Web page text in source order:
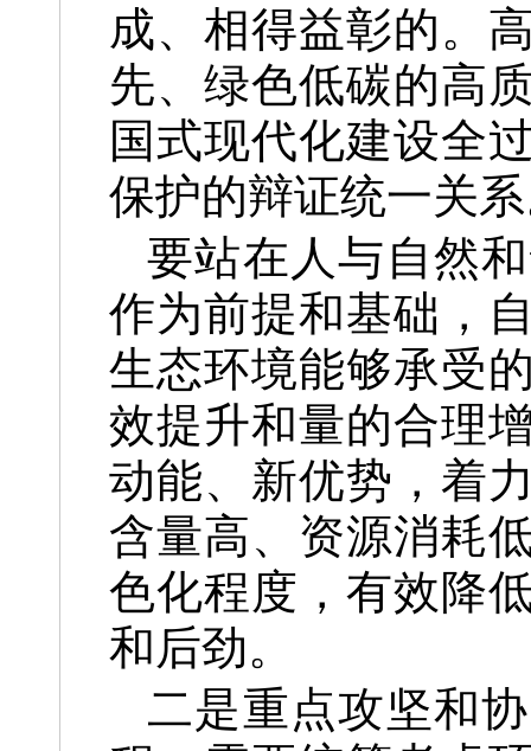
成、相得益彰的。
先、绿色低碳的高
国式现代化建设全
保护的辩证统一关
要站在人与自然
作为前提和基础，
生态环境能够承受
效提升和量的合理
动能、新优势，着
含量高、资源消耗
色化程度，有效降
和后劲。
二是重点攻坚和